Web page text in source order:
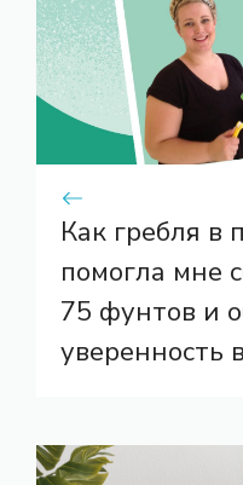
Как гребля в
помогла мне
75 фунтов и
уверенность